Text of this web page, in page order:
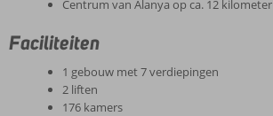
Centrum van Alanya op ca. 12 kilometer
Faciliteiten
1 gebouw met 7 verdiepingen
2 liften
176 kamers